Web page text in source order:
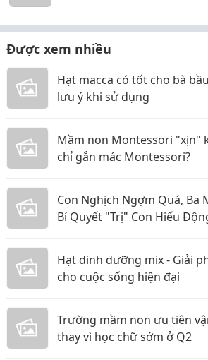
Được xem nhiều
Hạt macca có tốt cho bà
lưu ý khi sử dụng
Mầm non Montessori "xịn"
chỉ gắn mác Montessori?
Con Nghịch Ngợm Quá, Ba
Bí Quyết "Trị" Con Hiếu
Hạt dinh dưỡng mix - Giải
cho cuộc sống hiện đại
Trường mầm non ưu tiên
thay vì học chữ sớm ở Q2